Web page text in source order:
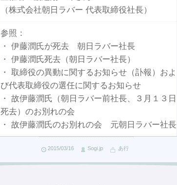
（株式会社朝日ラバー 代表取締役社長）
参照：
・ 伊藤潤氏が死去 朝日ラバー社長
・ 伊藤潤氏死去（朝日ラバー社長）
・ 取締役の異動に関するお知らせ（訃報）およ
び代表取締役の選任に関するお知らせ
・ 故伊藤潤氏（朝日ラバー前社長、３月１３日
死去）のお別れの会
・ 故伊藤潤氏のお別れの会 元朝日ラバー社長
2015/03/16 Sogi.jp あ行